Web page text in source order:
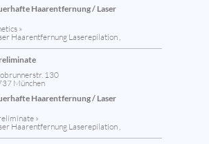
Haarentfernung / Laser
»
Haarentfernung Laserepilation ,
130
München
Haarentfernung / Laser
»
Haarentfernung Laserepilation ,